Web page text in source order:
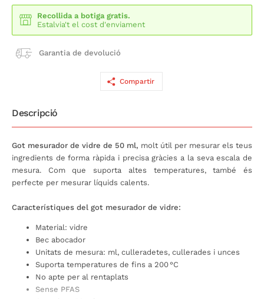
Recollida a botiga gratis.
Estalvia't el cost d'enviament
Garantia de devolució
Compartir
Descripció
Got mesurador de vidre de 50 ml, molt útil per mesurar els teus
ingredients de forma ràpida i precisa gràcies a la seva escala de
mesura. Com que suporta altes temperatures, també és
perfecte per mesurar líquids calents.
Característiques del got mesurador de vidre:
Material: vidre
Bec abocador
Unitats de mesura: ml, culleradetes, cullerades i unces
Suporta temperatures de fins a 200 °C
No apte per al rentaplats
Sense PFAS